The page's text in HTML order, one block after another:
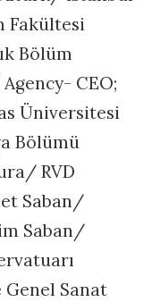
Fakültesi
Bölüm
CEO;
Üniversitesi
Bölümü
RVD
Saban/
Saban/
Sanat